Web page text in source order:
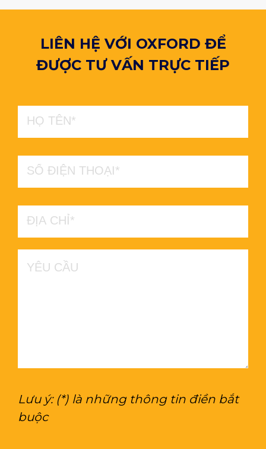
LIÊN HỆ VỚI OXFORD ĐỂ
ĐƯỢC TƯ VẤN TRỰC TIẾP
Lưu ý: (*) là những thông tin điền bắt
buộc